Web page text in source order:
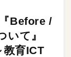
Before /
て』
教育ICT